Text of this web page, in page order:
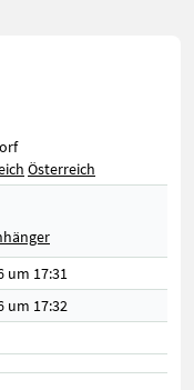
Österreich
um 17:31
um 17:32